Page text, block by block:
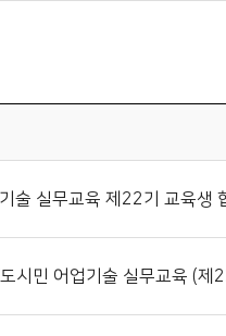
술 실무교육 제22기 교육생
시민 어업기술 실무교육 (제